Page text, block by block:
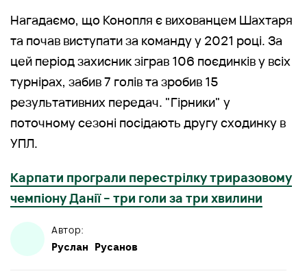
Нагадаємо, що Конопля є вихованцем Шахтаря
та почав виступати за команду у 2021 році. За
цей період захисник зіграв 106 поєдинків у всіх
турнірах, забив 7 голів та зробив 15
результативних передач. "Гірники" у
поточному сезоні посідають другу сходинку в
УПЛ.
Карпати програли перестрілку триразовому
чемпіону Данії – три голи за три хвилини
Автор:
Руслан Русанов